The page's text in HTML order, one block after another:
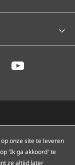
onze site te leveren
'Ik ga akkoord' te
ze altijd later